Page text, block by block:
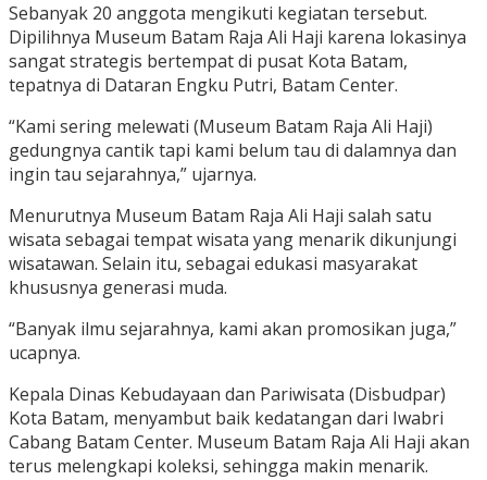
Sebanyak 20 anggota mengikuti kegiatan tersebut.
Dipilihnya Museum Batam Raja Ali Haji karena lokasinya
sangat strategis bertempat di pusat Kota Batam,
tepatnya di Dataran Engku Putri, Batam Center.
“Kami sering melewati (Museum Batam Raja Ali Haji)
gedungnya cantik tapi kami belum tau di dalamnya dan
ingin tau sejarahnya,” ujarnya.
Menurutnya Museum Batam Raja Ali Haji salah satu
wisata sebagai tempat wisata yang menarik dikunjungi
wisatawan. Selain itu, sebagai edukasi masyarakat
khususnya generasi muda.
“Banyak ilmu sejarahnya, kami akan promosikan juga,”
ucapnya.
Kepala Dinas Kebudayaan dan Pariwisata (Disbudpar)
Kota Batam, menyambut baik kedatangan dari Iwabri
Cabang Batam Center. Museum Batam Raja Ali Haji akan
terus melengkapi koleksi, sehingga makin menarik.